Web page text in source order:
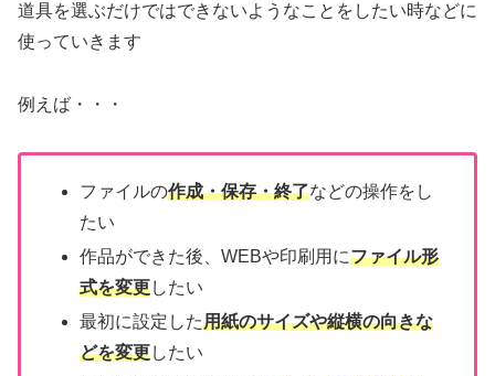
道具を選ぶだけではできないようなことをしたい時などに
使っていきます
例えば・・・
ファイルの作成・保存・終了などの操作をし
たい
作品ができた後、WEBや印刷用にファイル形
式を変更したい
最初に設定した用紙のサイズや縦横の向きな
どを変更したい